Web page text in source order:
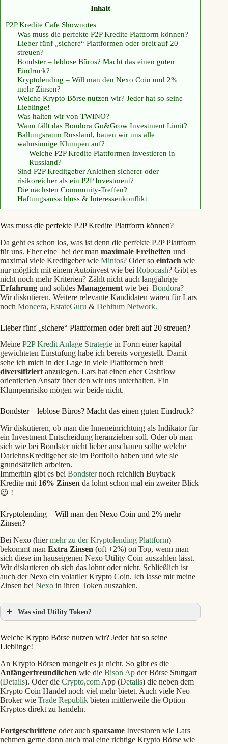
Inhalt
P2P Kredite Cafe Shownotes
Was muss die perfekte P2P Kredite Plattform können?
Lieber fünf „sichere“ Plattformen oder breit auf 20
streuen?
Bondster – leblose Büros? Macht das einen guten
Eindruck?
Kryptolending – Will man den Nexo Coin und 2%
mehr Zinsen?
Welche Krypto Börse nutzen wir? Jeder hat so seine
Lieblinge!
Was halten wir von TWINO?
Wann fällt das Bondora Go&Grow Investment Limit?
Ballungsraum Russland, bauen wir uns alle
wahnsinnige Klumpen auf?
Welche P2P Kredite Plattformen investieren in
Russland?
Sind P2P Kreditgeber Anleihen sicherer oder
risikoreicher als ein P2P Investment?
Die nächsten Community-Treffen?
Haftungsausschluss & Interessenkonflikt
Was muss die perfekte P2P Kredite Plattform können?
Da geht es schon los, was ist denn die perfekte P2P Plattform
für uns. Eher eine bei der man maximale Freiheiten und
maximal viele Kreditgeber wie Mintos? Oder so einfach wie
nur möglich mit einem Autoinvest wie bei Robocash? Gibt es
nicht noch mehr Kriterien? Zählt nicht auch langjährige
Erfahrung und solides Management wie bei Bondora?
Wir diskutieren. Weitere relevante Kandidaten wären für Lars
noch Moncera, EstateGuru & Debitum Network.
Lieber fünf „sichere“ Plattformen oder breit auf 20 streuen?
Meine P2P Kredit Anlage Strategie in Form einer kapital
gewichteten Einstufung habe ich bereits vorgestellt. Damit
sehe ich mich in der Lage in viele Plattformen breit
diversifiziert anzulegen. Lars hat einen eher Cashflow
orientierten Ansatz über den wir uns unterhalten. Ein
Klumpenrisiko mögen wir beide nicht.
Bondster – leblose Büros? Macht das einen guten Eindruck?
Wir diskutieren, ob man die Inneneinrichtung als Indikator für
ein Investment Entscheidung heranziehen soll. Oder ob man
sich wie bei Bondster nicht lieber anschauen sollte welche
DarlehnsKreditgeber sie im Portfolio haben und wie sie
grundsätzlich arbeiten.
Immerhin gibt es bei Bondsternoch reichlich Buyback
Kredite mit 16% Zinsen da lohnt schon mal ein zweiter Blick
😉 !
Kryptolending – Will man den Nexo Coin und 2% mehr
Zinsen?
Bei Nexo (hiermehr zu der Kryptolending Plattform)
bekommt man Extra Zinsen (oft +2%) on Top, wenn man
sich diese im hauseigenen Nexo Utility Coin auszahlen lässt.
Wir diskutieren ob sich das lohnt oder nicht. Schließlich ist
auch der Nexo ein volatiler Krypto Coin. Ich lasse mir meine
Zinsen bei Nexo in ihren Token auszahlen.
Was sind Utility Token?
Welche Krypto Börse nutzen wir? Jeder hat so seine
Lieblinge!
An Krypto Börsen mangelt es ja nicht. So gibt es die
Anfängerfreundlichen wie die Bison Ap der Börse Stuttgart
(Details). Oder die Crypto,com App (Details) die neben dem
Krypto Coin Handel noch viel mehr bietet. Auch viele Neo
Broker wie Trade Republik bieten mittlerweile die Option
Kryptos direkt zu handeln.
Fortgeschrittene oder auch sparsame Investoren wie Lars
nehmen gerne dann auch mal eine richtige Krypto Börse wie